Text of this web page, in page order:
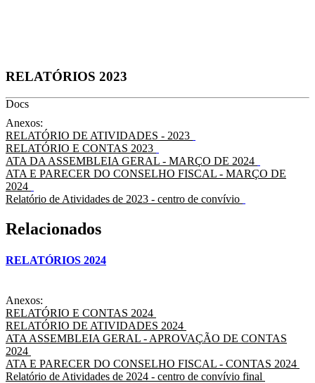
RELATÓRIOS 2023
Docs
Anexos:
RELATÓRIO DE ATIVIDADES - 2023
RELATÓRIO E CONTAS 2023
ATA DA ASSEMBLEIA GERAL - MARÇO DE 2024
ATA E PARECER DO CONSELHO FISCAL - MARÇO DE
2024
Relatório de Atividades de 2023 - centro de convívio
Relacionados
RELATÓRIOS 2024
Anexos:
RELATÓRIO E CONTAS 2024
RELATÓRIO DE ATIVIDADES 2024
ATA ASSEMBLEIA GERAL - APROVAÇÃO DE CONTAS
2024
ATA E PARECER DO CONSELHO FISCAL - CONTAS 2024
Relatório de Atividades de 2024 - centro de convívio final